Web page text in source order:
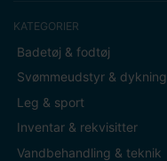
KATEGORIER
Badetøj & fodtøj
Svømmeudstyr & dykning
Leg & sport
Inventar & rekvisitter
Vandbehandling & teknik